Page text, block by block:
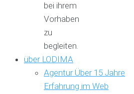
bei ihrem
Vorhaben
zu
begleiten.
über LODIMA
Agentur Über 15 Jahre
Erfahrung im Web